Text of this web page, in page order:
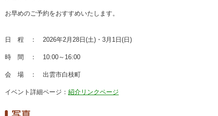
お早めのご予約をおすすめいたします。
日 程 ： 2026年2月28日(土)・3月1日(日)
時 間 ： 10:00～16:00
会 場 ： 出雲市白枝町
イベント詳細ページ： 紹介リンクページ